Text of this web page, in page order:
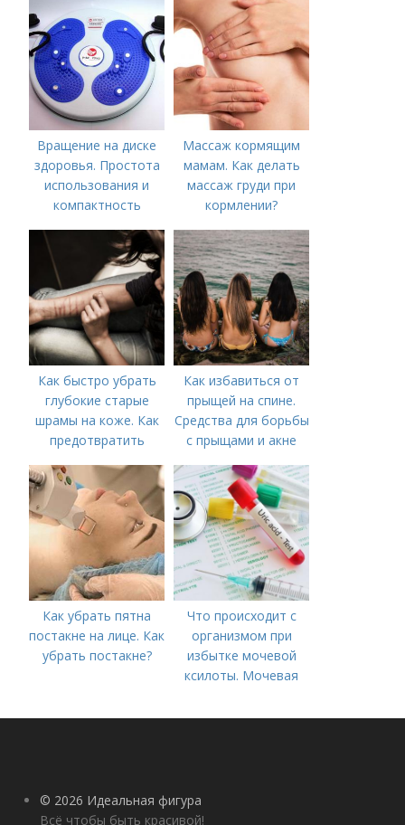
Вращение на диске
здоровья. Простота
использования и
компактность
Массаж кормящим
мамам. Как делать
массаж груди при
кормлении?
Как быстро убрать
глубокие старые
шрамы на коже. Как
предотвратить
Как избавиться от
прыщей на спине.
Средства для борьбы
с прыщами и акне
Как убрать пятна
постакне на лице. Как
убрать постакне?
Что происходит с
организмом при
избытке мочевой
ксилоты. Мочевая
норма и отклонения
© 2026 Идеальная фигура
Всё чтобы быть красивой!